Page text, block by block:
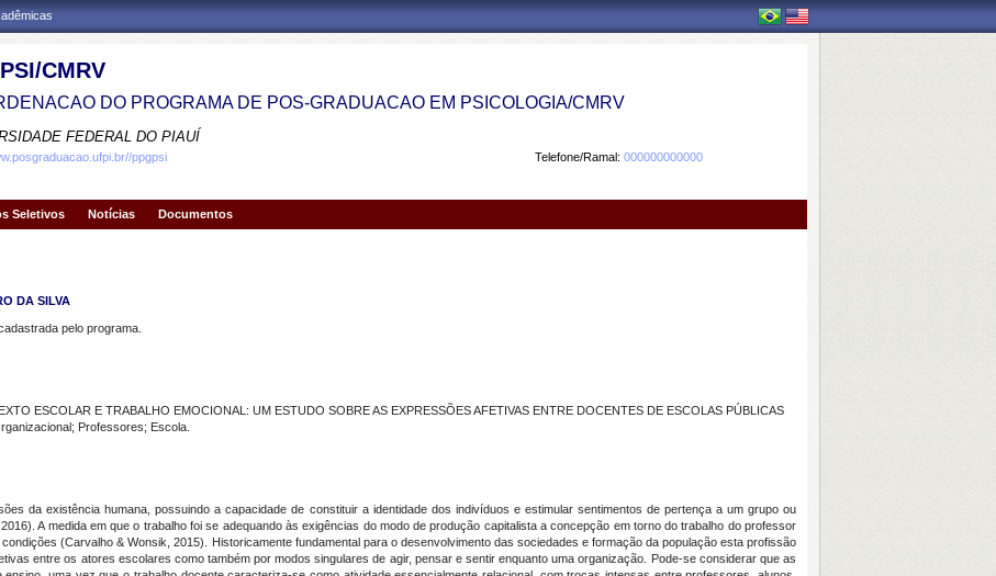
CMRV
DO PROGRAMA DE POS-GRADUACAO EM PSICOLOGIA/CMRV
FEDERAL DO PIAUÍ
Telefone/Ramal: 000000000000
ppgpsi
Seletivos Notícias Documentos
DA SILVA
pelo programa.
ESCOLAR E TRABALHO EMOCIONAL: UM ESTUDO SOBRE AS EXPRESSÕES AFETIVAS ENTRE DOCENTES DE ESCOLAS PÚBLICAS
Professores; Escola.
da existência humana, possuindo a capacidade de constituir a identidade dos indivíduos e estimular sentimentos de pertença a um grupo ou
A medida em que o trabalho foi se adequando às exigências do modo de produção capitalista a concepção em torno do trabalho do professor
(Carvalho & Wonsik, 2015). Historicamente fundamental para o desenvolvimento das sociedades e formação da população esta profissão
entre os atores escolares como também por modos singulares de agir, pensar e sentir enquanto uma organização. Pode-se considerar que as